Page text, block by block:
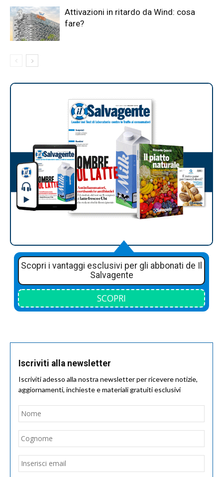
Attivazioni in ritardo da Wind: cosa
fare?
Scopri i vantaggi esclusivi per gli abbonati de Il
Salvagente
SCOPRI
Iscriviti alla newsletter
Iscriviti adesso alla nostra newsletter per ricevere notizie,
aggiornamenti, inchieste e materiali gratuiti esclusivi
Nome
Email